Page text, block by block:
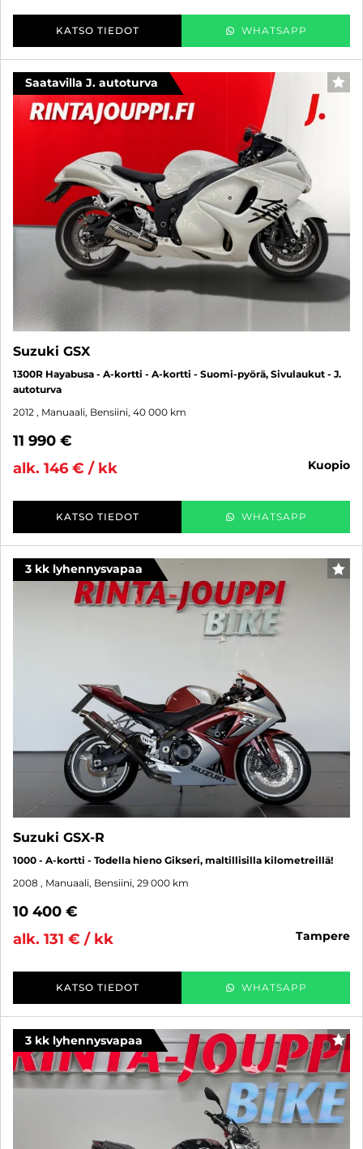
KATSO TIEDOT WHATSAPP
Saatavilla J. autoturva
Suzuki GSX
1300R Hayabusa - A-kortti - A-kortti - Suomi-pyörä, Sivulaukut - J.
autoturva
2012 , Manuaali, Bensiini, 40 000 km
11 990 €
alk. 146 € / kk
kuopio
KATSO TIEDOT WHATSAPP
3 kk lyhennysvapaa
Suzuki GSX-R
1000 - A-kortti - Todella hieno Gikseri, maltillisilla kilometreillä!
2008 , Manuaali, Bensiini, 29 000 km
10 400 €
alk. 131 € / kk
tampere
KATSO TIEDOT WHATSAPP
3 kk lyhennysvapaa